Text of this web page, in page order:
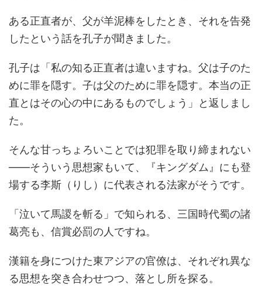
ある正直者が、父が羊泥棒をしたとき、それを告発
したという話を孔子が聞きました。
孔子は「私の知る正直者は違いますね。父は子のた
めに罪を隠す。子は父のために罪を隠す。本当の正
直とはその心の中にあるものでしょう」と返しまし
た。
そんな甘っちょろいことでは犯罪を取り締まれない
――そういう思想家もいて、『キングダム』にも登
場する李斯（りし）に代表される法家がそうです。
「泣いて馬謖を斬る」で知られる、三国時代蜀の諸
葛亮も、信賞必罰の人ですね。
漢籍を身につけた東アジアの官僚は、それぞれ異な
る思想を突き合わせつつ、落とし所を探る。